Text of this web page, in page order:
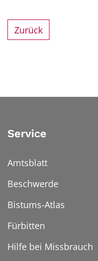
Zurück
Service
Amtsblatt
Beschwerde
Bistums-Atlas
Fürbitten
Hilfe bei Missbrauch